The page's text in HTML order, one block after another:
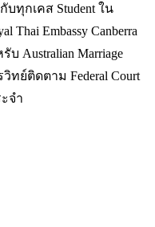
บทุกเคส Student ใน
Embassy Canberra
Australian Marriage
วิทย์ติดตาม Federal Court
ะจำ